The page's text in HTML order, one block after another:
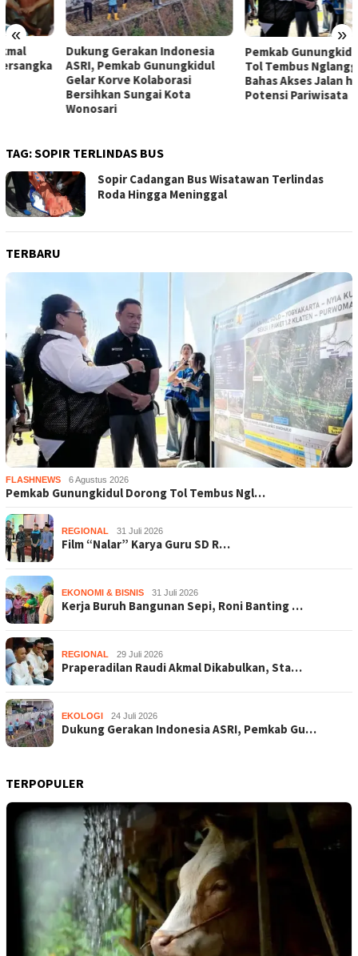
« »
Dukung Gerakan Indonesia
ASRI, Pemkab Gunungkidul
Gelar Korve Kolaborasi
Bersihkan Sungai Kota
Pemkab Gunungkidul Dorong
Tol Tembus Nglanggeran,
Bahas Akses Jalan hingga
Potensi Pariwisata
TAG:SOPIR TERLINDAS BUS
Sopir Cadangan Bus Wisatawan Terlindas
Roda Hingga Meninggal
TERBARU
FLASHNEWS 6 Agustus 2026
Pemkab Gunungkidul Dorong Tol Tembus Ngl…
REGIONAL 31 Juli 2026
Film “Nalar” Karya Guru SD R…
EKONOMI & BISNIS 31 Juli 2026
Kerja Buruh Bangunan Sepi, Roni Banting …
REGIONAL 29 Juli 2026
Praperadilan Raudi Akmal Dikabulkan, Sta…
EKOLOGI 24 Juli 2026
Dukung Gerakan Indonesia ASRI, Pemkab Gu…
TERPOPULER